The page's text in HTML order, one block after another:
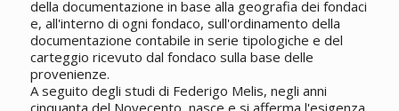
della documentazione in base alla geografia dei fondaci
e, all'interno di ogni fondaco, sull'ordinamento della
documentazione contabile in serie tipologiche e del
carteggio ricevuto dal fondaco sulla base delle
provenienze.
A seguito degli studi di Federigo Melis, negli anni